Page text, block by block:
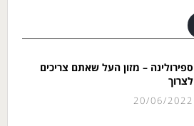
ספירולינה – מזון העל שאתם צריכים
לצרוך
20/06/2022